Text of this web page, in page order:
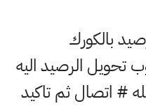
بالكورك
تحويل الرصيد اليه
# اتصال ثم تاكيد